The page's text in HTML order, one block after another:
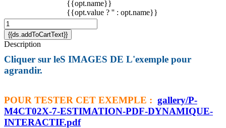
{{opt.name}}
{{opt.value ? '' : opt.name}}
{{ds.addToCartText}}
Description
Cliquer sur leS IMAGES DE L'exemple pour
agrandir.
POUR TESTER CET EXEMPLE : gallery/P-
M4CT02X-7-ESTIMATION-PDF-DYNAMIQUE-
INTERACTIF.pdf